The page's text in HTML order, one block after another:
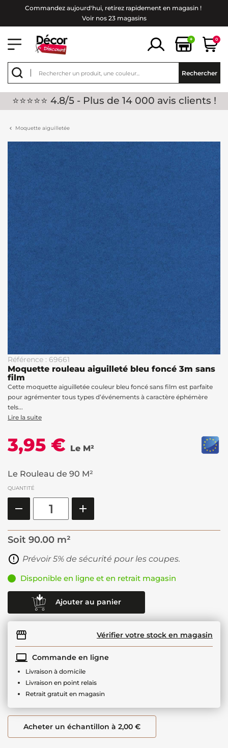
Commandez aujourd'hui, retirez rapidement en magasin !
Voir nos 23 magasins
+ 0
Rechercher
⭐⭐⭐⭐⭐ 4.8/5 - Plus de 14 000 avis clients !
Moquette aiguilletée
Référence : 69661
Moquette rouleau aiguilleté bleu foncé 3m sans
film
Cette moquette aiguilletée couleur bleu foncé sans film est parfaite
pour agrémenter tous types d’événements à caractère éphémère
tels...
Lire la suite
3,95 € Le M²
Le Rouleau de 90 M²
QUANTITÉ
Soit 90.00 m²
Prévoir 5% de sécurité pour les coupes.
Disponible en ligne et en retrait magasin
Ajouter au panier
Vérifier votre stock en magasin
Commande en ligne
Livraison à domicile
Livraison en point relais
Retrait gratuit en magasin
Acheter un échantillon à 2,00 €